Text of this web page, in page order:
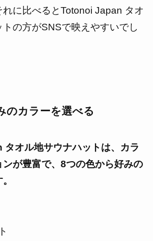
に比べるとTotonoi Japan タオ
トの方がSNSで映えやすいでし
のカラーを選べる
オル地サウナハットは、カラ
ンが豊富で、8つの色から好みの